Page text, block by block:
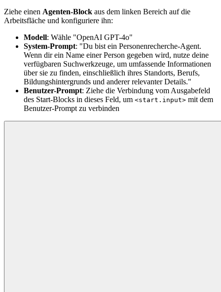
Ziehe einen Agenten-Block aus dem linken Bereich auf die
Arbeitsfläche und konfiguriere ihn:
Modell: Wähle "OpenAI GPT-4o"
System-Prompt: "Du bist ein Personenrecherche-Agent.
Wenn dir ein Name einer Person gegeben wird, nutze deine
verfügbaren Suchwerkzeuge, um umfassende Informationen
über sie zu finden, einschließlich ihres Standorts, Berufs,
Bildungshintergrunds und anderer relevanter Details."
Benutzer-Prompt: Ziehe die Verbindung vom Ausgabefeld
des Start-Blocks in dieses Feld, um <start.input> mit dem
Benutzer-Prompt zu verbinden